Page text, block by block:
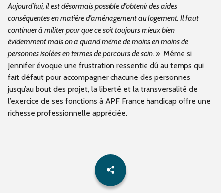
Aujourd’hui, il est désormais possible d’obtenir des aides
conséquentes en matière d’aménagement au logement. Il faut
continuer à militer pour que ce soit toujours mieux bien
évidemment mais on a quand même de moins en moins de
personnes isolées en termes de parcours de soin. » Même si
Jennifer évoque une frustration ressentie dû au temps qui
fait défaut pour accompagner chacune des personnes
jusqu’au bout des projet, la liberté et la transversalité de
l’exercice de ses fonctions à APF France handicap offre une
richesse professionnelle appréciée.